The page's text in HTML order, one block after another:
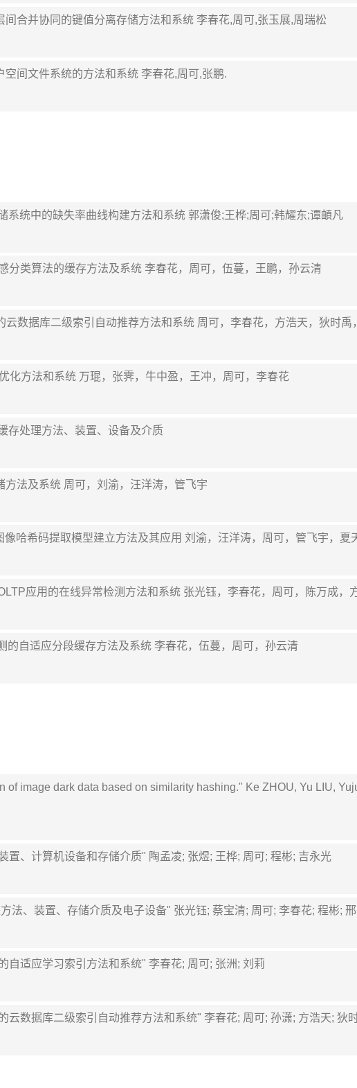
合并协同的键值分离存储方法和系统 李春花,周可,张玉展,周瑞松
间文件系统的方法和系统 李春花,周可,张鹏.
系统中的缺失率曲线构建方法和系统 郭潇俊;王桦;周可;韩耀东;谭頔凡
分类算法的缓存方法及系统 李春花，周可，伍蔓，王鹏，孙云清
云数据库二级索引自动推荐方法和系统 周可，李春花，方浩天，狄时禹
化方法和系统 万琨，张霁，牛中盈，王冲，周可，李春花
存处理方法、装置、设备及介质
法及系统 周可，刘渝，汪洋涛，管飞宇
哈希码提取模型建立方法及其应用 刘渝，汪洋涛，周可，管飞宇，夏
应用的在线异常检测方法和系统 张光钰，李春花，周可，陈万成，
的自适应分段缓存方法及系统 李春花，伍蔓，周可，孙云清
of image dark data based on similarity hashing." Ke ZHOU, Yu LIU,
置、计算机设备和存储介质" 陶孟凌; 张煜; 王桦; 周可; 程彬; 吉永光
法、装置、存储介质及电子设备" 张光钰; 蔡宝清; 周可; 李春花; 程彬;
自适应学习索引方法和系统" 李春花; 周可; 张洲; 刘莉
云数据库二级索引自动推荐方法和系统" 李春花; 周可; 孙潇; 方浩天; 狄